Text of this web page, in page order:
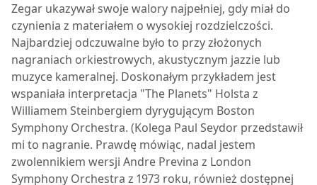
Zegar ukazywał swoje walory najpełniej, gdy miał do
czynienia z materiałem o wysokiej rozdzielczości.
Najbardziej odczuwalne było to przy złożonych
nagraniach orkiestrowych, akustycznym jazzie lub
muzyce kameralnej. Doskonałym przykładem jest
wspaniała interpretacja "The Planets" Holsta z
Williamem Steinbergiem dyrygującym Boston
Symphony Orchestra. (Kolega Paul Seydor przedstawił
mi to nagranie. Prawdę mówiąc, nadal jestem
zwolennikiem wersji Andre Previna z London
Symphony Orchestra z 1973 roku, również dostępnej